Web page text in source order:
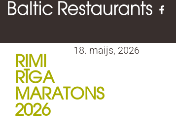
RIMI
RĪGA
MARATONS
2026
18. maijs, 2026